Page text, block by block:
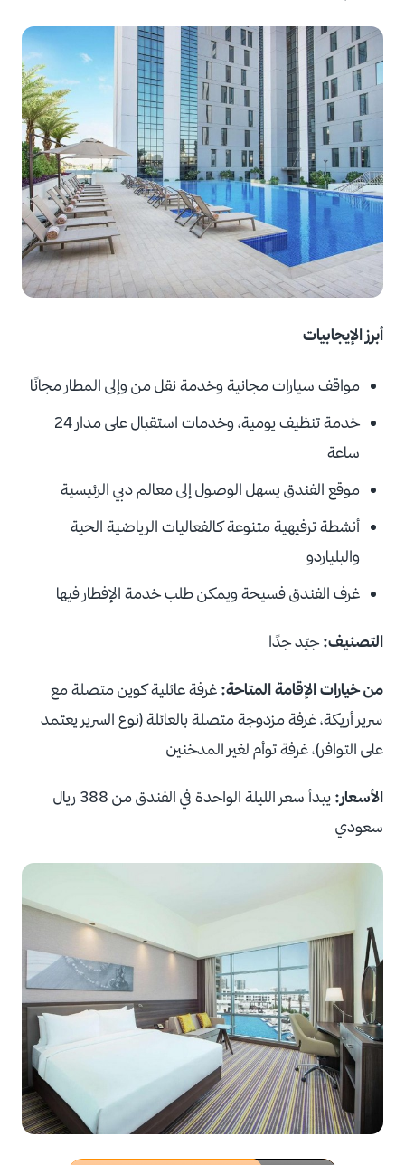
أبرز الإيجابيات
مواقف سيارات مجانية وخدمة نقل من وإلى المطار مجانًا
خدمة تنظيف يومية، وخدمات استقبال على مدار 24
ساعة
موقع الفندق يسهل الوصول إلى معالم دبي الرئيسية
أنشطة ترفيهية متنوعة كالفعاليات الرياضية الحية
والبلياردو
غرف الفندق فسيحة ويمكن طلب خدمة الإفطار فيها
التصنيف: جيّد جدًا
من خيارات الإقامة المتاحة: غرفة عائلية كوين متصلة مع
سرير أريكة، غرفة مزدوجة متصلة بالعائلة (نوع السرير يعتمد
على التوافر)، غرفة توأم لغير المدخنين
الأسعار:
يبدأ سعر الليلة الواحدة في الفندق من 388 ريال
سعودي